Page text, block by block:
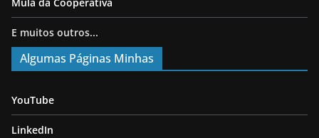
Mula da Cooperativa
E muitos outros...
Algumas Páginas Minhas
YouTube
LinkedIn